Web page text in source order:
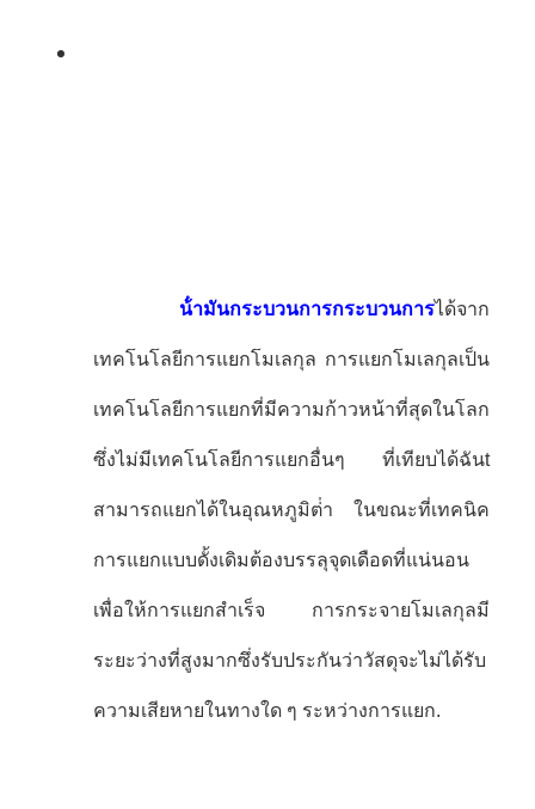
น้ํามันกระบวนการกระบวนการได้จาก
เทคโนโลยีการแยกโมเลกุล การแยกโมเลกุลเป็น
เทคโนโลยีการแยกที่มีความก้าวหน้าที่สุดในโลก
ซึ่งไม่มีเทคโนโลยีการแยกอื่นๆ ที่เทียบได้ฉันt
สามารถแยกได้ในอุณหภูมิต่ํา ในขณะที่เทคนิค
การแยกแบบดั้งเดิมต้องบรรลุจุดเดือดที่แน่นอน
เพื่อให้การแยกสําเร็จ การกระจายโมเลกุลมี
ระยะว่างที่สูงมากซึ่งรับประกันว่าวัสดุจะไม่ได้รับ
ความเสียหายในทางใด ๆ ระหว่างการแยก.